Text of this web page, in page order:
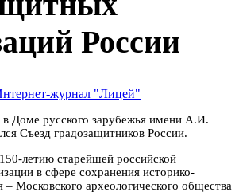
России
журнал "Лицей"
Доме русского зарубежья имени А.И.
Съезд градозащитников России.
летию старейшей российской
в сфере сохранения историко-
– Московского археологического общества